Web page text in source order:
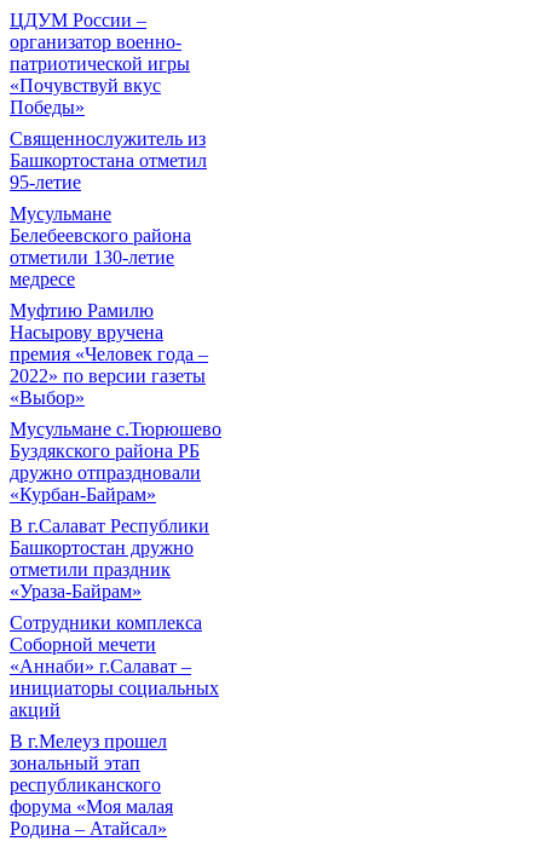
ЦДУМ России –
организатор военно-
патриотической игры
«Почувствуй вкус
Победы»
Священнослужитель из
Башкортостана отметил
95-летие
Мусульмане
Белебеевского района
отметили 130-летие
медресе
Муфтию Рамилю
Насырову вручена
премия «Человек года –
2022» по версии газеты
«Выбор»
Мусульмане с.Тюрюшево
Буздякского района РБ
дружно отпраздновали
«Курбан-Байрам»
В г.Салават Республики
Башкортостан дружно
отметили праздник
«Ураза-Байрам»
Сотрудники комплекса
Соборной мечети
«Аннаби» г.Салават –
инициаторы социальных
акций
В г.Мелеуз прошел
зональный этап
республиканского
форума «Моя малая
Родина – Атайсал»